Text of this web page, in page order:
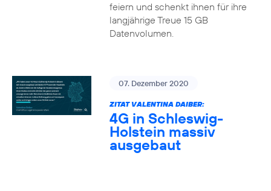
feiern und schenkt ihnen für ihre
langjährige Treue 15 GB
Datenvolumen.
07. Dezember 2020
ZITAT VALENTINA DAIBER:
4G in Schleswig-
Holstein massiv
ausgebaut